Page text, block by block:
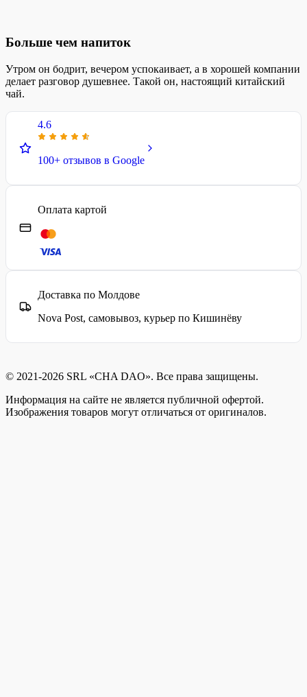
Больше чем напиток
Утром он бодрит, вечером успокаивает, а в хорошей компании
делает разговор душевнее. Такой он, настоящий китайский
чай.
4.6
100+ отзывов в Google
Оплата картой
Доставка по Молдове
Nova Post, самовывоз, курьер по Кишинёву
© 2021-2026 SRL «CHA DAO». Все права защищены.
Информация на сайте не является публичной офертой.
Изображения товаров могут отличаться от оригиналов.